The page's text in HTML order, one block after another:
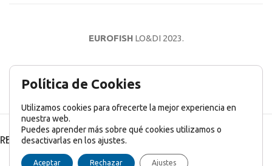
EUROFISHLO&DI 2023.
AVISO LEGAL POLÍTICA DE PRIVACIDAD
RECENT POSTS
Política de Cookies
Utilizamos cookies para ofrecerte la mejor experiencia en
nuestra web.
Puedes aprender más sobre qué cookies utilizamos o
desactivarlas en los ajustes.
Aceptar Rechazar Ajustes
English Inglés) Français(Francés